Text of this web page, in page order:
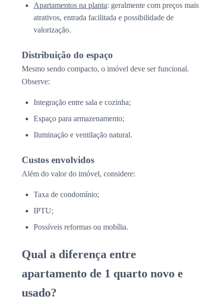
Apartamentos na planta: geralmente com preços mais
atrativos, entrada facilitada e possibilidade de
valorização.
Distribuição do espaço
Mesmo sendo compacto, o imóvel deve ser funcional.
Observe:
Integração entre sala e cozinha;
Espaço para armazenamento;
Iluminação e ventilação natural.
Custos envolvidos
Além do valor do imóvel, considere:
Taxa de condomínio;
IPTU;
Possíveis reformas ou mobília.
Qual a diferença entre
apartamento de 1 quarto novo e
usado?